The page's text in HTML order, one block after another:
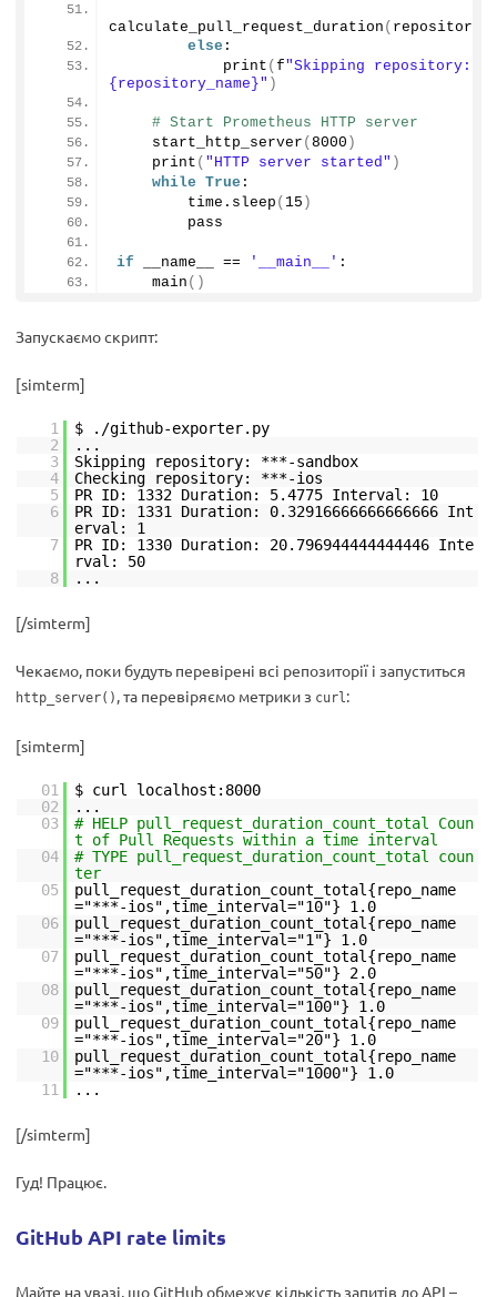
calculate_pull_request_duration (
else :
print ( f"Skipping repository:
{repository_name}" )
# Start Prometheus HTTP server
start_http_server ( 8000 )
print ( "HTTP server started" )
while True :
        time.
sleep ( 15 )
        pass
if __name__ == '__main__' :
main ()
Запускаємо скрипт:
[simterm]
1
$ ./github-exporter.py
2
...
3
Skipping repository: ***-sandbox
4
Checking repository: ***-ios
5
PR ID: 1332 Duration: 5.4775 Interval: 10
6
PR ID: 1331 Duration: 0.32916666666666666 Int
erval: 1
7
PR ID: 1330 Duration: 20.796944444444446 Inte
rval: 50
8
...
[/simterm]
Чекаємо, поки будуть перевірені всі репозиторії і запуститься
http_server() , та перевіряємо метрики з curl:
[simterm]
01
$ curl localhost:8000
02
...
03
# HELP pull_request_duration_count_total Coun
t of Pull Requests within a time interval
04
# TYPE pull_request_duration_count_total coun
ter
05
pull_request_duration_count_total{repo_name
="***-ios",time_interval="10"} 1.0
06
pull_request_duration_count_total{repo_name
="***-ios",time_interval="1"} 1.0
07
pull_request_duration_count_total{repo_name
="***-ios",time_interval="50"} 2.0
08
pull_request_duration_count_total{repo_name
="***-ios",time_interval="100"} 1.0
09
pull_request_duration_count_total{repo_name
="***-ios",time_interval="20"} 1.0
10
pull_request_duration_count_total{repo_name
="***-ios",time_interval="1000"} 1.0
11
...
[/simterm]
Гуд! Працює.
GitHub API rate limits
Майте на увазі, що GitHub обмежує кількість запитів до API –